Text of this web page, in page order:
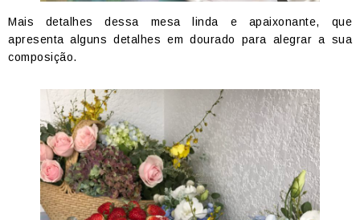
Mais detalhes dessa mesa linda e apaixonante, que
apresenta alguns detalhes em dourado para alegrar a sua
composição.